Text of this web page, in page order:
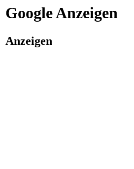
Google Anzeigen
Anzeigen